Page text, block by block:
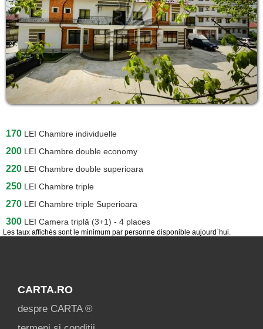
Les taux affichés sont le minimum par personne disponible aujourd`hui.
170 LEI Chambre individuelle
200 LEI Chambre double economy
220 LEI Chambre double superioara
250 LEI Chambre triple
270 LEI Chambre triple Superioara
300 LEI Camera triplă (3+1) - 4 places
CARTA.RO
despre CARTA ®